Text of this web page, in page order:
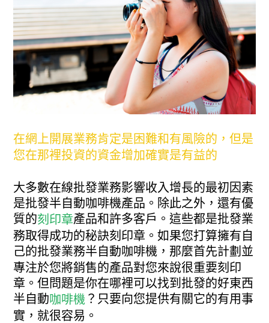
在網上開展業務肯定是困難和有風險的，但是
您在那裡投資的資金增加確實是有益的
大多數在線批發業務影響收入增長的最初因素
是批發半自動咖啡機產品。除此之外，還有優
質的刻印章產品和許多客戶。這些都是批發業
務取得成功的秘訣刻印章。如果您打算擁有自
己的批發業務半自動咖啡機，那麼首先計劃並
專注於您將銷售的產品對您來說很重要刻印
章。但問題是你在哪裡可以找到批發的好東西
半自動咖啡機 ？只要向您提供有關它的有用事
實，就很容易。